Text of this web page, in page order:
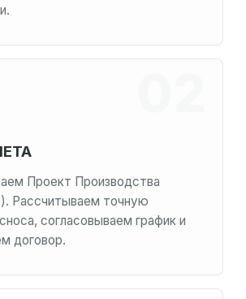
Проект Производства
Рассчитываем точную
согласовываем график и
договор.